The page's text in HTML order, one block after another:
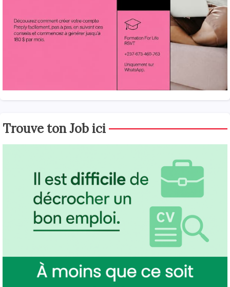
Trouve ton Job ici